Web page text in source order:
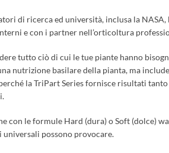
di ricerca ed università, inclusa la
e con i partner nell’orticoltura
tutto ciò di cui le tue piante hanno
nutrizione basilare della pianta, ma
la TriPart Series fornisce risultati
con le formule Hard (dura) o Soft
possono provocare.